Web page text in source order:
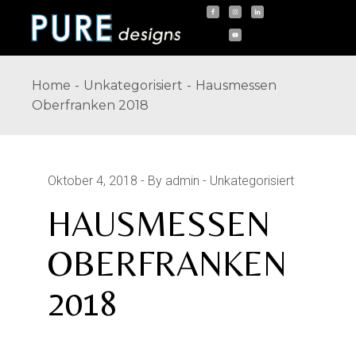
content
Home Unkategorisiert
Hausmessen
Oberfranken 2018
Oktober 4, 2018 By admin Unkategorisiert
HAUSMESSEN
OBERFRANKEN
2018